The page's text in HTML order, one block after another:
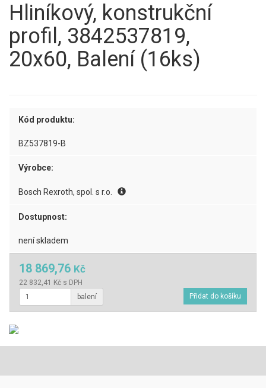
Hliníkový, konstrukční
profil, 3842537819,
20x60, Balení (16ks)
Kód produktu:
BZ537819-B
Výrobce:
Bosch Rexroth, spol. s r.o.
Dostupnost:
není skladem
18 869,76 Kč
22 832,41 Kč s DPH
balení